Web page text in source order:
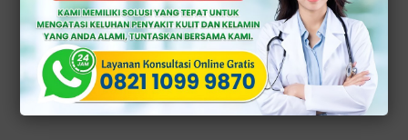
masalah kesuburan pada pria.
Selain benjolan, varikokel dapat menimbulkan
nyeri yang berulang, pembesaran skrotum,
pembengkakan vena, dan sebagainya.